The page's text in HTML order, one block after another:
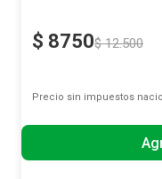
$ 8750$ 12.500
Precio sin impuestos